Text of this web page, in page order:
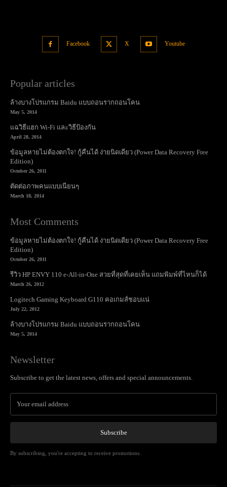
Facebook X Youtube
Popular articles
ล้างบางโปรแกรม Baidu แบบถอนรากถอนโคน
May 5, 2014
แฉวิธีแฮก Wi-Fi และวิธีป้องกัน
April 28, 2014
ข้อมูลหายไม่ต้องตกใจ! กู้คืนได้ ง่ายนิดเดียว (Power Data Recovery Free
Edition)
October 26, 2011
ตัดต่อภาพคนแบบเนียนๆ
March 18, 2014
Most Comments
ข้อมูลหายไม่ต้องตกใจ! กู้คืนได้ ง่ายนิดเดียว (Power Data Recovery Free
Edition)
October 26, 2011
รีวิว HP ENVY 110 e-All-in-One สวยที่สุดที่เคยเห็น แถมพิมพ์ที่ไหนก็ได้
March 26, 2012
Logitech Gaming Keyboard G110 คอเกมส์ชอบแน่
July 22, 2012
ล้างบางโปรแกรม Baidu แบบถอนรากถอนโคน
May 5, 2014
Newsletter
Subscribe to get the latest news, offers and special announcements.
Subscribe
By subscribing, you're accepting to receive promotions.